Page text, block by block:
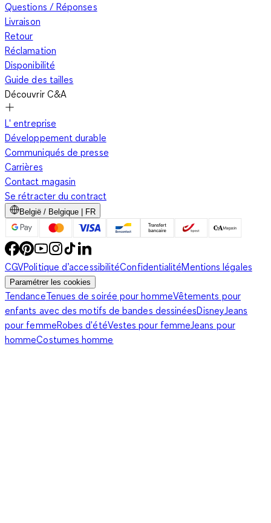
Questions / Réponses
Livraison
Retour
Réclamation
Disponibilité
Guide des tailles
Découvrir C&A
L' entreprise
Développement durable
Communiqués de presse
Carrières
Contact magasin
Se rétracter du contract
België / Belgique | FR
CGVPolitique d’accessibilitéConfidentialitéMentions légales
Paramétrer les cookies
TendanceTenues de soirée pour hommeVêtements pour
enfants avec des motifs de bandes dessinéesDisneyJeans
pour femmeRobes d'étéVestes pour femmeJeans pour
hommeCostumes homme